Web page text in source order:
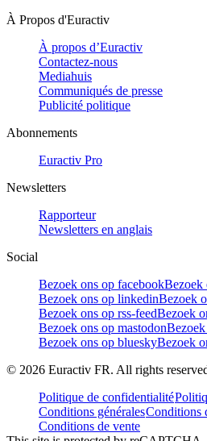
À Propos d'Euractiv
À propos d’Euractiv
Contactez-nous
Mediahuis
Communiqués de presse
Publicité politique
Abonnements
Euractiv Pro
Newsletters
Rapporteur
Newsletters en anglais
Social
Bezoek ons op facebookBezoek
Bezoek ons op linkedinBezoek
Bezoek ons op rss-feedBezoek
Bezoek ons op mastodon
Bezoek ons op blueskyBezoek
© 2026 Euractiv FR. All rights
Politique de confidentialité
Conditions généralesConditions
Conditions de vente